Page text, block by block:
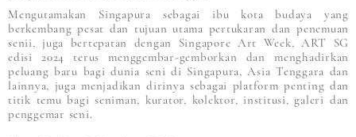
Mengutamakan Singapura sebagai ibu kota budaya yang
berkembang pesat dan tujuan utama pertukaran dan penemuan
senii, juga bertepatan dengan Singapore Art Week, ART SG
edisi 2024 terus menggembar-gemborkan dan menghadirkan
peluang baru bagi dunia seni di Singapura, Asia Tenggara dan
lainnya, juga menjadikan dirinya sebagai platform penting dan
titik temu bagi seniman, kurator, kolektor, institusi, galeri dan
penggemar seni.